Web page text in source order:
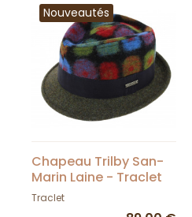
Nouveautés
Chapeau Trilby San-
Marin Laine - Traclet
Traclet